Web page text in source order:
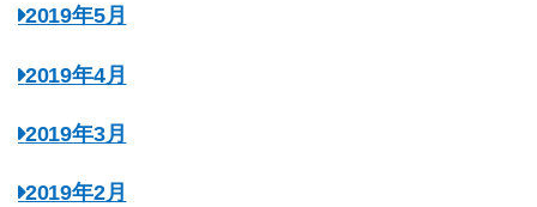
2019年5月
2019年4月
2019年3月
2019年2月